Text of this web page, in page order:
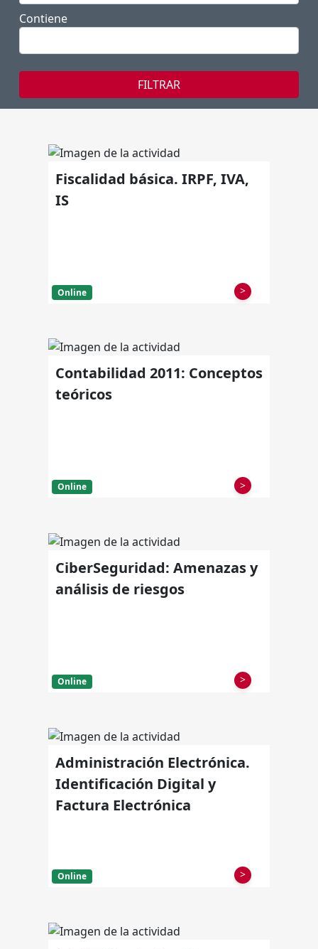
Contiene
Fiscalidad básica. IRPF, IVA,
IS
Online >
Contabilidad 2011: Conceptos
teóricos
Online >
CiberSeguridad: Amenazas y
análisis de riesgos
Online >
Administración Electrónica.
Identificación Digital y
Factura Electrónica
Online >